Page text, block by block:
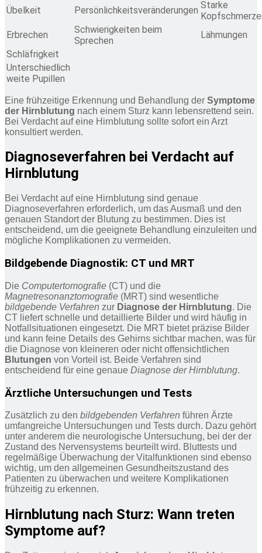
Übelkeit
Persönlichkeitsveränderungen Starke
Erbrechen
Schwierigkeiten beim
Sprechen
Lähmungen
Schläfrigkeit
Unterschiedlich
weite Pupillen
Eine frühzeitige Erkennung und Behandlung der Symptome
der Hirnblutung nach einem Sturz kann lebensrettend sein.
Bei Verdacht auf eine Hirnblutung sollte sofort ein Arzt
konsultiert werden.
Diagnoseverfahren bei Verdacht auf
Hirnblutung
Bei Verdacht auf eine Hirnblutung sind genaue
Diagnoseverfahren erforderlich, um das Ausmaß und den
genauen Standort der Blutung zu bestimmen. Dies ist
entscheidend, um die geeignete Behandlung einzuleiten und
mögliche Komplikationen zu vermeiden.
Bildgebende Diagnostik: CT und MRT
Die Computertomografie (CT) und die
Magnetresonanztomografie (MRT) sind wesentliche
bildgebende Verfahren zur Diagnose der Hirnblutung. Die
CT liefert schnelle und detaillierte Bilder und wird häufig in
Notfallsituationen eingesetzt. Die MRT bietet präzise Bilder
und kann feine Details des Gehirns sichtbar machen, was für
die Diagnose von kleineren oder nicht offensichtlichen
Blutungen von Vorteil ist. Beide Verfahren sind
entscheidend für eine genaue Diagnose der Hirnblutung.
Ärztliche Untersuchungen und Tests
Zusätzlich zu den bildgebenden Verfahren führen Ärzte
umfangreiche Untersuchungen und Tests durch. Dazu gehört
unter anderem die neurologische Untersuchung, bei der der
Zustand des Nervensystems beurteilt wird. Bluttests und
regelmäßige Überwachung der Vitalfunktionen sind ebenso
wichtig, um den allgemeinen Gesundheitszustand des
Patienten zu überwachen und weitere Komplikationen
frühzeitig zu erkennen.
Hirnblutung nach Sturz: Wann treten
Symptome auf?